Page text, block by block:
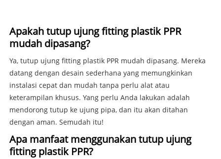
Apakah tutup ujung fitting plastik PPR
mudah dipasang?
Ya, tutup ujung fitting plastik PPR mudah dipasang. Mereka
datang dengan desain sederhana yang memungkinkan
instalasi cepat dan mudah tanpa perlu alat atau
keterampilan khusus. Yang perlu Anda lakukan adalah
mendorong tutup ke ujung pipa, dan itu akan ditahan
dengan aman. Semudah itu!
Apa manfaat menggunakan tutup ujung
fitting plastik PPR?